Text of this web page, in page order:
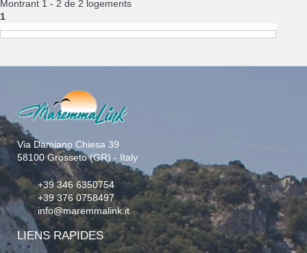
Montrant 1 - 2 de 2 logements
1
Via Damiano Chiesa 39
58100 Grosseto (GR) - Italy
+39 346 6350754
+39 376 0758497
info@maremmalink.it
LIENS RAPIDES